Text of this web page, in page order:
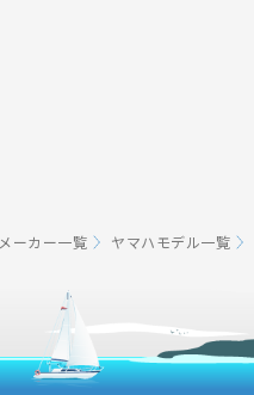
メーカー一覧 ヤマハモデル一覧